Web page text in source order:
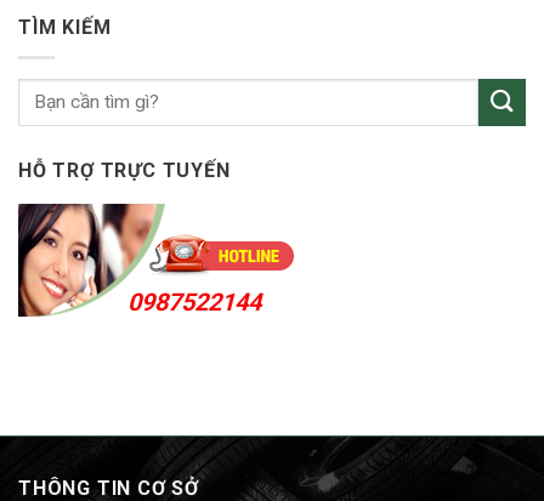
Sóng
TÌM KIẾM
HỖ TRỢ TRỰC TUYẾN
0987522144
THÔNG TIN CƠ SỞ